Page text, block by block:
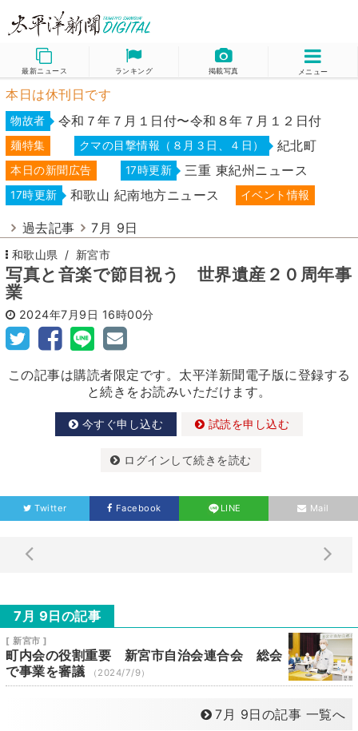
最新ニュース ランキング 掲載写真 メニュー
本日は休刊日です
物故者 令和７年７月１日付〜令和８年７月１２日付
麺特集 クマの目撃情報（８月３日、４日） 紀北町
本日の新聞広告 17時更新 三重 東紀州ニュース
17時更新 和歌山 紀南地方ニュース イベント情報
過去記事 7月 9日
和歌山県 新宮市
写真と音楽で節目祝う 世界遺産２０周年事
業
2024年7月9日 16時00分
この記事は購読者限定です。太平洋新聞電子版に登録する
と続きをお読みいただけます。
今すぐ申し込む 試読を申し込む
ログインして続きを読む
Twitter Facebook LINE Mail
7月 9日の記事
[ 新宮市 ]
町内会の役割重要 新宮市自治会連合会 総会
で事業を審議
（2024/7/9）
7月 9日の記事 一覧へ